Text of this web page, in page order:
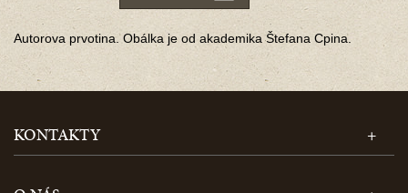
Autorova prvotina. Obálka je od akademika Štefana Cpina.
KONTAKTY